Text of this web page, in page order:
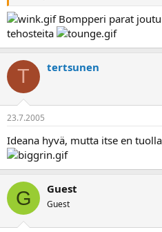
Bompperi parat
tehosteita
T tertsunen
23.7.2005
Ideana hyvä, mutta itse en
G Guest
Guest